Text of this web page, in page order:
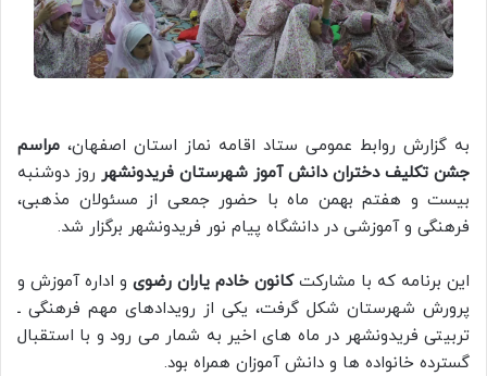
به گزارش روابط عمومی ستاد اقامه نماز استان اصفهان، مراسم
جشن تکلیف دختران دانش آموز شهرستان فریدونشهر روز دوشنبه
بیست و هفتم بهمن ماه با حضور جمعی از مسئولان مذهبی،
فرهنگی و آموزشی در دانشگاه پیام نور فریدونشهر برگزار شد.
این برنامه که با مشارکتکانون خادم یاران رضوی و اداره آموزش و
پرورش شهرستان شکل گرفت، یکی از رویدادهای مهم فرهنگی ـ
تربیتی فریدونشهر در ماه های اخیر به شمار می رود و با استقبال
گسترده خانواده ها و دانش آموزان همراه بود.